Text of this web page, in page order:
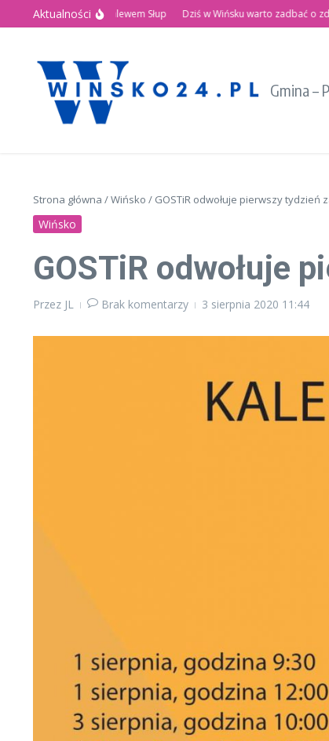
Przejdź do treści
Aktualności
Święto nad Zalewem Słup Dziś w Wińsku warto zadbać o zdrowie!
Gmina –
Strona główna /Wińsko / GOSTiR odwołuje pierwszy tydzień
Wińsko
GOSTiR odwołuje
Przez JL Brak komentarzy 3 sierpnia 2020 11:44